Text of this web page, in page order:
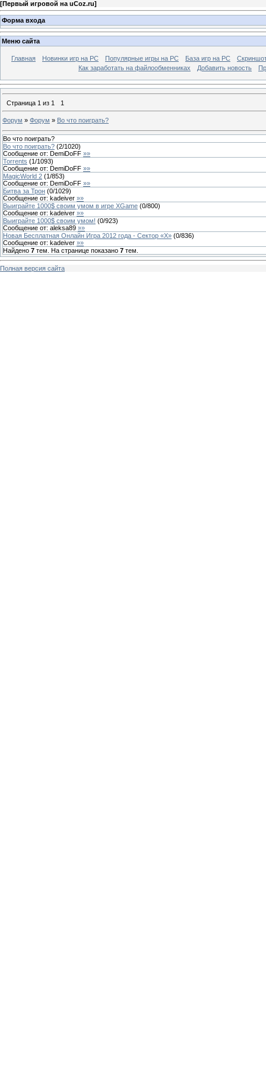
[Первый игровой на uCoz.ru]
Форма входа
Меню сайта
Главная Новинки игр на PC Популярные игры на PC База игр на РС
Как заработать на файлообменниках
Добавить новость
Страница 1 из 1 1
Форум » Форум » Во что поиграть?
Во что поиграть?
Во что поиграть? (2/1020)
Сообщение от: DemiDoFF »»
Torrents (1/1093)
Сообщение от: DemiDoFF »»
MagicWorld 2 (1/853)
Сообщение от: DemiDoFF »»
Битва за Трон (0/1029)
Сообщение от: kadeiver »»
Выиграйте 1000$ своим умом в игре XGame (0/800)
Сообщение от: kadeiver »»
Выиграйте 1000$ своим умом! (0/923)
Сообщение от: aleksa89 »»
Новая Бесплатная Онлайн Игра 2012 года - Сектор «X» (0/836)
Сообщение от: kadeiver »»
Найдено 7 тем. На странице показано 7 тем.
Полная версия сайта